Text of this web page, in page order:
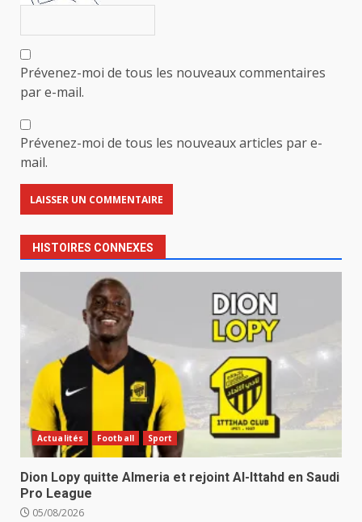
Prévenez-moi de tous les nouveaux commentaires
par e-mail.
Prévenez-moi de tous les nouveaux articles par e-
mail.
HISTOIRES CONNEXES
Actualités Football Sport
Dion Lopy quitte Almeria et rejoint Al-Ittahd en Saudi
Pro League
05/08/2026